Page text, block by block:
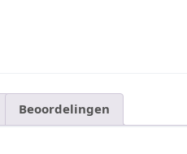
Beoordelingen